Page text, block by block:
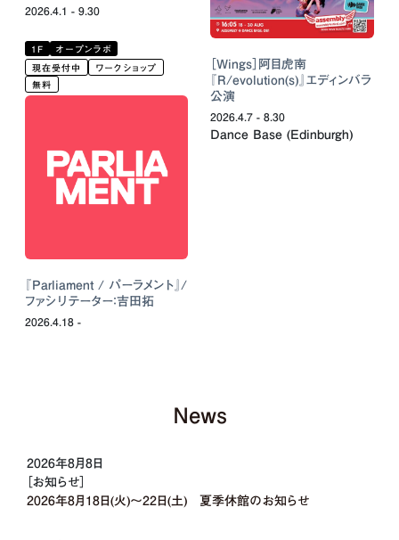
2026.4.1 - 9.30
［Wings］阿目虎南
『R/evolution(s)』エディンバラ
公演
2026.4.7 - 8.30
Dance Base (Edinburgh)
1F オープンラボ
現在受付中
ワークショップ
無料
『Parliament / パーラメント』/
ファシリテーター：吉田拓
2026.4.18 -
News
2026年8月8日
［お知らせ］
2026年8月18日(火)〜22日(土) 夏季休館のお知らせ